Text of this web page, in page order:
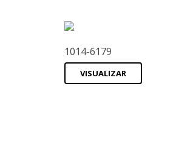
1014-6179
VISUALIZAR